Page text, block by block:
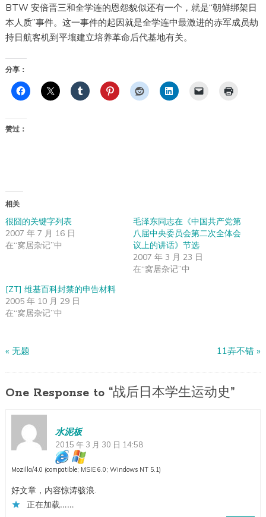
BTW 安倍晋三和全学连的恩怨貌似还有一个，就是“朝鲜绑架日
本人质”事件。这一事件的起因就是全学连中最激进的赤军成员劫
持日航客机到平壤建立培养革命后代基地有关。
分享：
赞过：
相关
很囧的关键字列表
2007 年 7 月 16 日
在“窝居杂记”中
毛泽东同志在《中国共产党第
八届中央委员会第二次全体会
议上的讲话》节选
2007 年 3 月 23 日
在“窝居杂记”中
[ZT] 维基百科封禁的申告材料
2005 年 10 月 29 日
在“窝居杂记”中
« 无题 11弄不错 »
One Response to “战后日本学生运动史”
水泥板
2015 年 3 月 30 日 14:58
Mozilla/4.0 (compatible; MSIE 6.0; Windows NT 5.1)
好文章，内容惊涛骇浪.
正在加载……